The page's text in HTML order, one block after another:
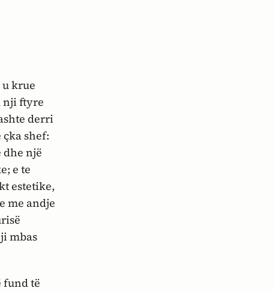
nji ftyre
derri
shef:
dhe një
e te
estetike,
me andje
mbas
fund të